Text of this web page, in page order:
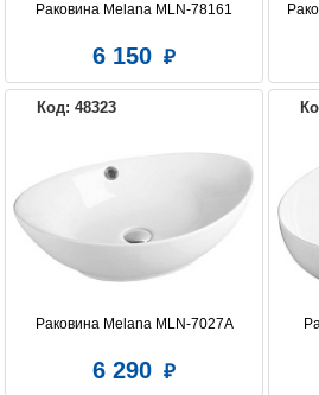
Раковина Melana MLN-78161
6 150
Код: 48323
Раковина Melana MLN-7027A
6 290